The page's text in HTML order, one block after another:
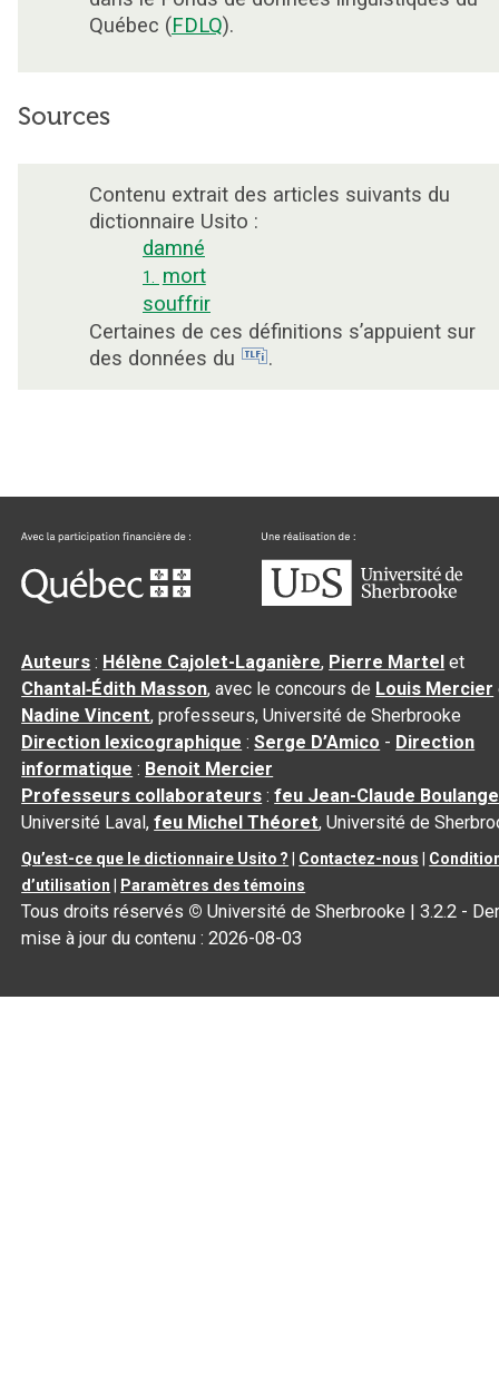
Québec (FDLQ).
Sources
Contenu extrait des articles suivants du
dictionnaire Usito :
damné
1. mort
souffrir
Certaines de ces définitions s’appuient sur
des données du
.
Auteurs : Hélène Cajolet-Laganière, Pierre Martel et
Chantal‑Édith Masson, avec le concours de Louis Mercier
Nadine Vincent, professeurs, Université de Sherbrooke
Direction lexicographique :Serge D’Amico - Direction
informatique : Benoit Mercier
Professeurs collaborateurs :feu Jean-Claude
Université Laval,feu Michel Théoret, Université de
Qu’est-ce que le dictionnaire Usito ? Contactez-nous
d’utilisation
Paramètres des témoins
Tous droits réservés © Université de Sherbrooke |3.2.2 -
mise à jour du contenu :2026-08-03